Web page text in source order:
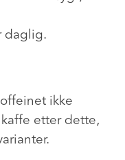
daglig.
ikke
etter dette,